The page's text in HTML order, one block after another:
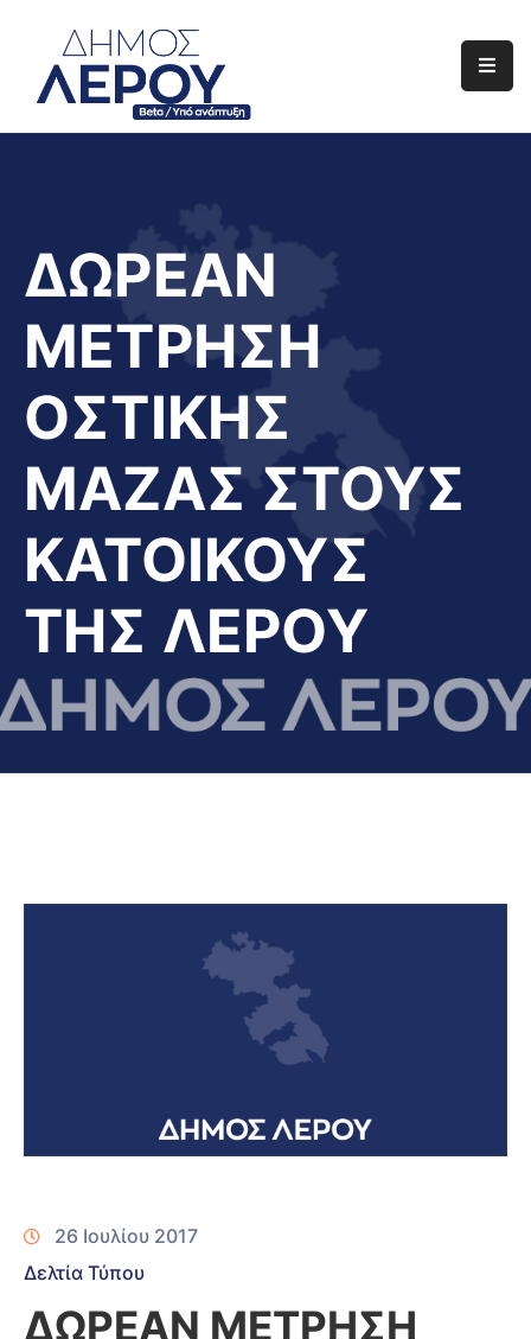
Αρχική
Διαφάνεια
Το
Νησί
Μας
ΔΩΡΕΑΝ
ΜΕΤΡΗΣΗ
ΟΣΤΙΚΗΣ
ΜΑΖΑΣ ΣΤΟΥΣ
ΚΑΤΟΙΚΟΥΣ
ΤΗΣ ΛΕΡΟΥ
26 Ιουλίου 2017
Δελτία Τύπου
ΔΩΡΕΑΝ ΜΕΤΡΗΣΗ